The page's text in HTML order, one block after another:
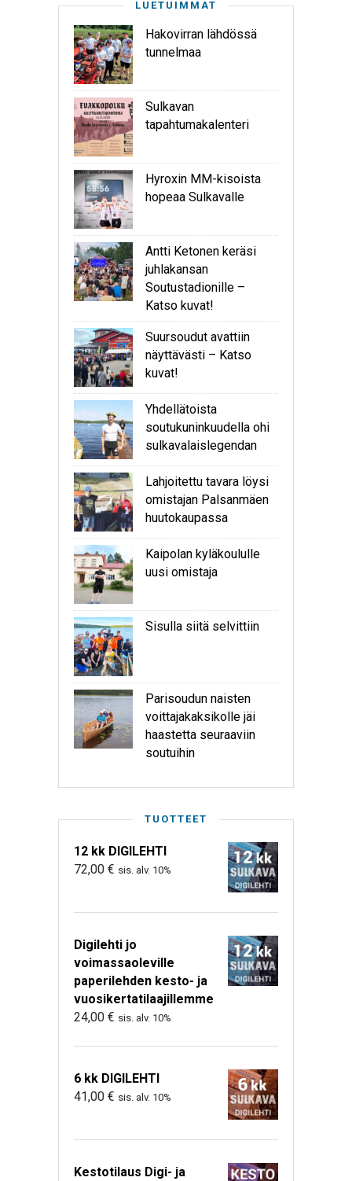
LUETUIMMAT
Hakovirran lähdössä
tunnelmaa
Sulkavan
tapahtumakalenteri
Hyroxin MM-kisoista
hopeaa Sulkavalle
Antti Ketonen keräsi
juhlakansan
Soutustadionille –
Katso kuvat!
Suursoudut avattiin
näyttävästi – Katso
kuvat!
Yhdellätoista
soutukuninkuudella ohi
sulkavalaislegendan
Lahjoitettu tavara löysi
omistajan Palsanmäen
huutokaupassa
Kaipolan kyläkoululle
uusi omistaja
Sisulla siitä selvittiin
Parisoudun naisten
voittajakaksikolle jäi
haastetta seuraaviin
soutuihin
TUOTTEET
12 kk DIGILEHTI
72,00 € sis. alv. 10%
Digilehti jo
voimassaoleville
paperilehden kesto- ja
vuosikertatilaajillemme
24,00 € sis. alv. 10%
6 kk DIGILEHTI
41,00 € sis. alv. 10%
Kestotilaus Digi- ja